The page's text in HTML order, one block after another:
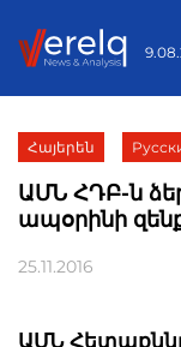
Հայերեն
ԱՄՆ ՀԴԲ-ն
ապօրինի
25.11.2016
ԱՄՆ